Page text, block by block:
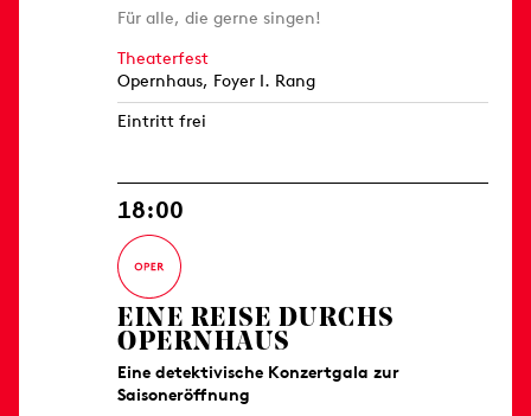
Für alle, die gerne singen!
Theaterfest
Opernhaus, Foyer I. Rang
Eintritt frei
18:00
EINE REISE DURCHS
OPERNHAUS
Eine detektivische Konzertgala zur
Saisoneröffnung